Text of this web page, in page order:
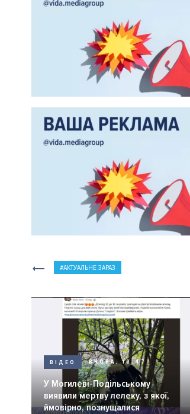
АКТУАЛЬНЕ ЗАРАЗ
ВІДЕО ВЧОРА, 10:47
У Могилеві-Подільському
виявили мертву лелеку, з якої,
ймовірно, познущалися